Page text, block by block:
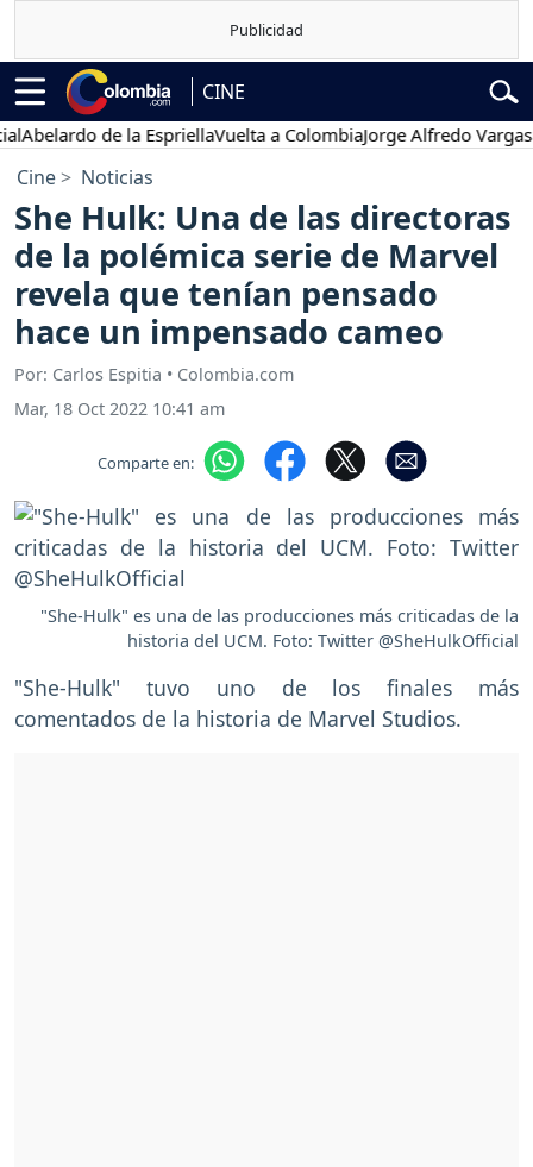
CINE
de la EspriellaVuelta a ColombiaJorge Alfredo Vargas
Cine Noticias
She Hulk: Una de las directoras
de la polémica serie de Marvel
revela que tenían pensado
hace un impensado cameo
Por: Carlos Espitia • Colombia.com
Mar, 18 Oct 2022 10:41 am
Comparte en:
"She-Hulk" es una de las producciones más criticadas de la
historia del UCM. Foto: Twitter @SheHulkOfficial
"She-Hulk" tuvo uno de los finales más
comentados de la historia de Marvel Studios.